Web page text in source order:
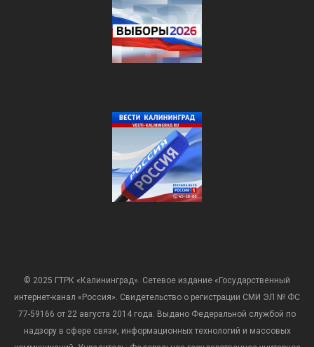
© 2025 ГТРК «Калининград». Сетевое издание «Государственный
интернет-канал «Россия». Свидетельство о регистрации СМИ ЭЛ № ФС
77-59166 от 22 августа 2014 года. Выдано Федеральной службой по
надзору в сфере связи, информационных технологий и массовых